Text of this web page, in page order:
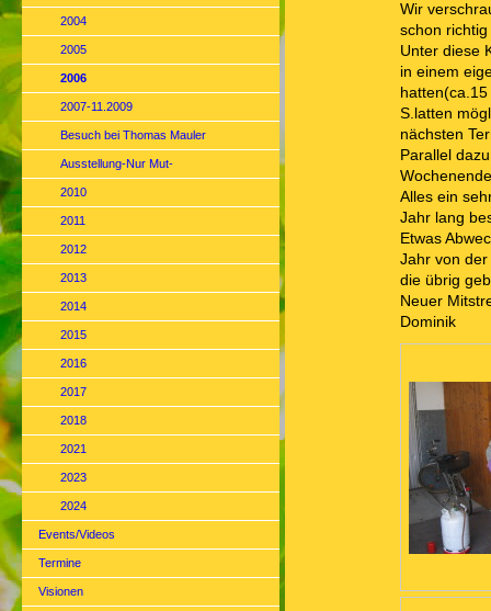
2004
2005
2006
2007-11.2009
Besuch bei Thomas Mauler
Ausstellung-Nur Mut-
2010
2011
2012
2013
2014
2015
2016
2017
2018
2021
2023
2024
Events/Videos
Termine
Visionen
Wir
schon
Unter diese
in einem
S.latten
nächsten
Parallel
Alles ein
Jahr lang
Etwas
Jahr von
die übrig
Neuer
Dominik